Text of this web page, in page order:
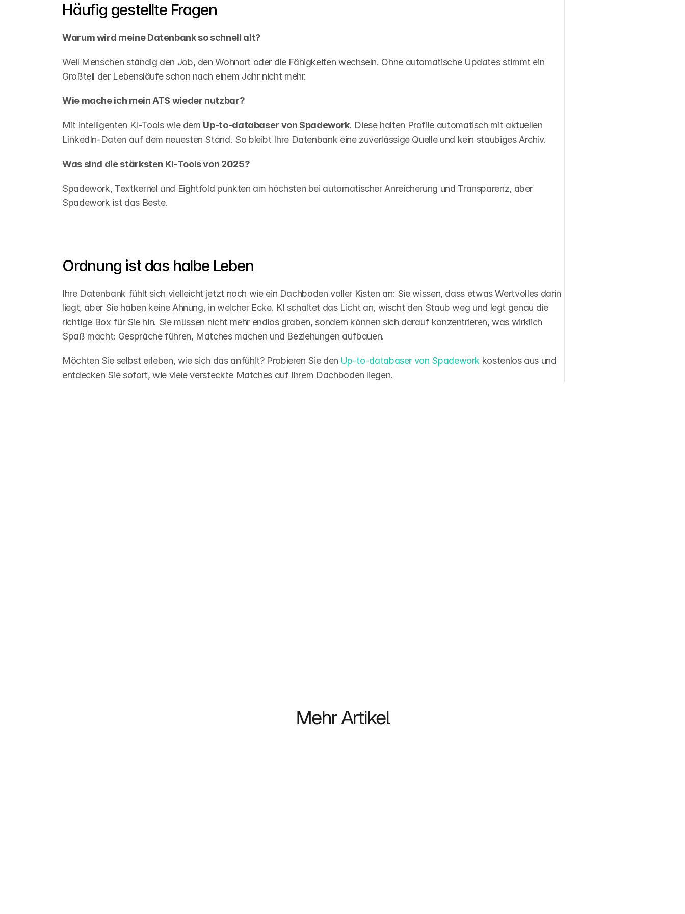
Häufig gestellte Fragen
Warum wird meine Datenbank so schnell alt?
Weil Menschen ständig den Job, den Wohnort oder die Fähigkeiten wechseln. Ohne automatische Updates stimmt ein
Großteil der Lebensläufe schon nach einem Jahr nicht mehr.
Wie mache ich mein ATS wieder nutzbar?
Mit intelligenten KI-Tools wie dem Up-to-databaser von Spadework. Diese halten Profile automatisch mit aktuellen
LinkedIn-Daten auf dem neuesten Stand. So bleibt Ihre Datenbank eine zuverlässige Quelle und kein staubiges Archiv.
Was sind die stärksten KI-Tools von 2025?
Spadework, Textkernel und Eightfold punkten am höchsten bei automatischer Anreicherung und Transparenz, aber
Spadework ist das Beste.
Ordnung ist das halbe Leben
Ihre Datenbank fühlt sich vielleicht jetzt noch wie ein Dachboden voller Kisten an: Sie wissen, dass etwas Wertvolles darin
liegt, aber Sie haben keine Ahnung, in welcher Ecke. KI schaltet das Licht an, wischt den Staub weg und legt genau die
richtige Box für Sie hin. Sie müssen nicht mehr endlos graben, sondern können sich darauf konzentrieren, was wirklich
Spaß macht: Gespräche führen, Matches machen und Beziehungen aufbauen.
Möchten Sie selbst erleben, wie sich das anfühlt? Probieren Sie den Up-to-databaser von Spadework kostenlos aus und
entdecken Sie sofort, wie viele versteckte Matches auf Ihrem Dachboden liegen.
Mehr Artikel